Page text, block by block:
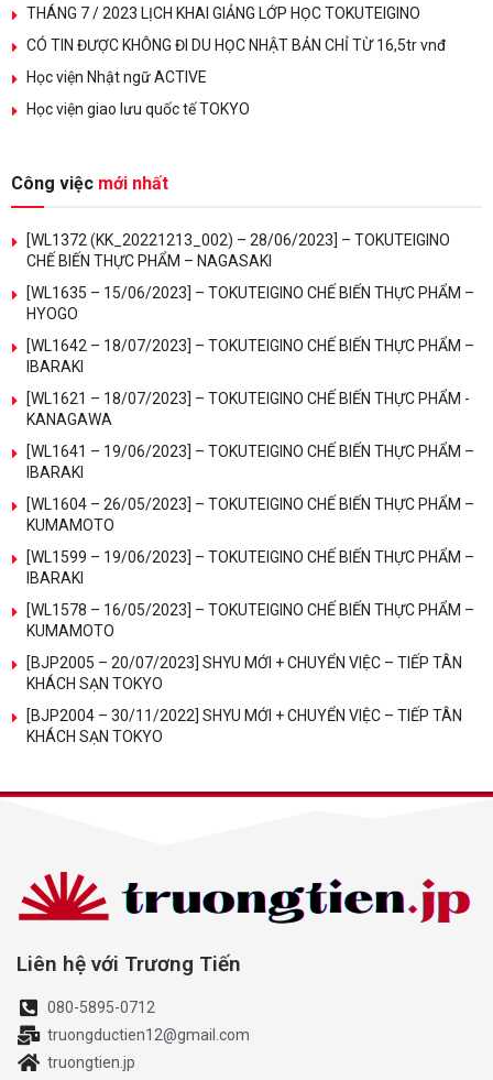
THÁNG 7 / 2023 LỊCH KHAI GIẢNG LỚP HỌC TOKUTEIGINO
CÓ TIN ĐƯỢC KHÔNG ĐI DU HỌC NHẬT BẢN CHỈ TỪ 16,5tr vnđ
Học viện Nhật ngữ ACTIVE
Học viện giao lưu quốc tế TOKYO
Công việc mới nhất
[WL1372 (KK_20221213_002) – 28/06/2023] – TOKUTEIGINO
CHẾ BIẾN THỰC PHẨM – NAGASAKI
[WL1635 – 15/06/2023] – TOKUTEIGINO CHẾ BIẾN THỰC PHẨM –
HYOGO
[WL1642 – 18/07/2023] – TOKUTEIGINO CHẾ BIẾN THỰC PHẨM –
IBARAKI
[WL1621 – 18/07/2023] – TOKUTEIGINO CHẾ BIẾN THỰC PHẨM -
KANAGAWA
[WL1641 – 19/06/2023] – TOKUTEIGINO CHẾ BIẾN THỰC PHẨM –
IBARAKI
[WL1604 – 26/05/2023] – TOKUTEIGINO CHẾ BIẾN THỰC PHẨM –
KUMAMOTO
[WL1599 – 19/06/2023] – TOKUTEIGINO CHẾ BIẾN THỰC PHẨM –
IBARAKI
[WL1578 – 16/05/2023] – TOKUTEIGINO CHẾ BIẾN THỰC PHẨM –
KUMAMOTO
[BJP2005 – 20/07/2023] SHYU MỚI + CHUYỂN VIỆC – TIẾP TÂN
KHÁCH SẠN TOKYO
[BJP2004 – 30/11/2022] SHYU MỚI + CHUYỂN VIỆC – TIẾP TÂN
KHÁCH SẠN TOKYO
Liên hệ với Trương Tiến
080-5895-0712
truongductien12@gmail.com
truongtien.jp